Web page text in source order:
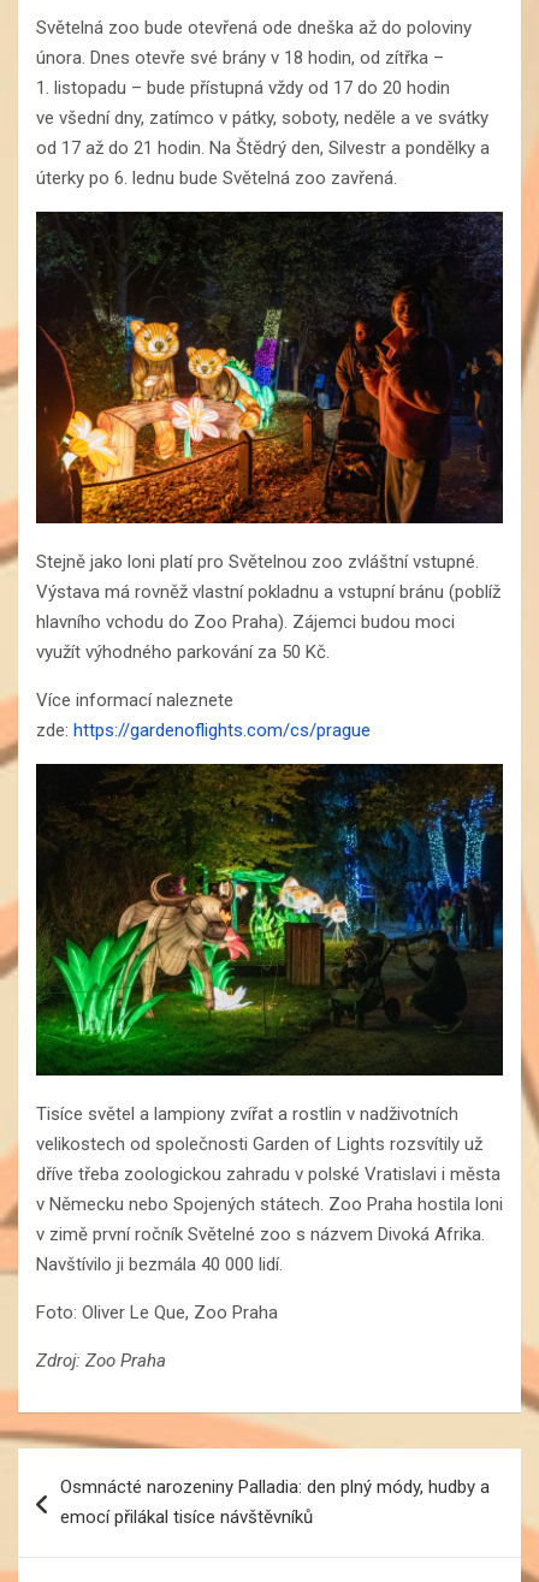
Světelná zoo bude otevřená ode dneška až do poloviny
února. Dnes otevře své brány v 18 hodin, od zítřka –
1. listopadu – bude přístupná vždy od 17 do 20 hodin
ve všední dny, zatímco v pátky, soboty, neděle a ve svátky
od 17 až do 21 hodin. Na Štědrý den, Silvestr a pondělky a
úterky po 6. lednu bude Světelná zoo zavřená.
Stejně jako loni platí pro Světelnou zoo zvláštní vstupné.
Výstava má rovněž vlastní pokladnu a vstupní bránu (poblíž
hlavního vchodu do Zoo Praha). Zájemci budou moci
využít výhodného parkování za 50 Kč.
Více informací naleznete
zde: https://gardenoflights.com/cs/prague
Tisíce světel a lampiony zvířat a rostlin v nadživotních
velikostech od společnosti Garden of Lights rozsvítily už
dříve třeba zoologickou zahradu v polské Vratislavi i města
v Německu nebo Spojených státech. Zoo Praha hostila loni
v zimě první ročník Světelné zoo s názvem Divoká Afrika.
Navštívilo ji bezmála 40 000 lidí.
Foto: Oliver Le Que, Zoo Praha
Zdroj: Zoo Praha
proOsmnácté narozeniny Palladia: den plný módy, hudby a
emocí přilákal tisíce návštěvníků